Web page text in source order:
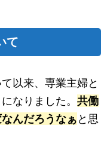
て
以来、専業主婦と
なりました。 共働
んだろうなぁと思